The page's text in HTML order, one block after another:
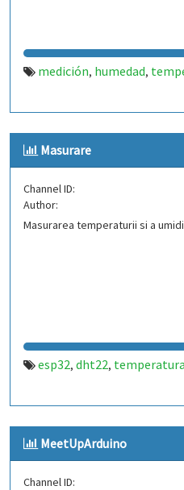
medición, humedad,
Masurare
Channel ID:
Author:
Masurarea temperaturii si a
esp32, dht22, temperatura
MeetUpArduino
Channel ID: